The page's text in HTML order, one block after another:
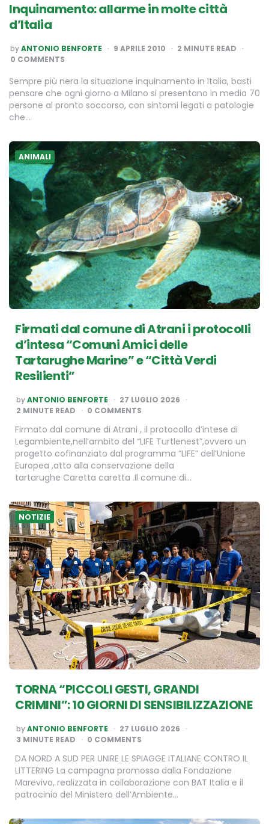
Inquinamento: allarme in molte città
d’Italia
POSTED
BY
byANTONIO BENFORTE 9 APRILE 2010 2 MINUTE READ
0 COMMENTS
Sempre più nera la situazione inquinamento in Italia, basti
pensare che ogni giorno a Milano si presentano in media 70
persone al pronto soccorso, con sintomi legati a patologie
che…
ANIMALI
Firmati dal comune di Atrani i protocolli
d’intesa “Comuni Amici delle
Tartarughe Marine” e “Città Verdi
Resilienti”
POSTED
BY
byANTONIO BENFORTE
27 LUGLIO 2026
2 MINUTE READ 0 COMMENTS
Firmato dal comune di Atrani , il protocollo d’intese di
Legambiente,nell’ambito del “LIFE Turtlenest”,ovvero un
progetto cofinanziato dal programma “LIFE” dell’Unione
Europea ,atto alla conservazione della
tartarughe Caretta caretta .Il comune di…
NOTIZIE
TORNA “PICCOLI GESTI, GRANDI
CRIMINI”: 10 GIORNI DI SENSIBILIZZAZIONE
POSTED
BY
byANTONIO BENFORTE
27 LUGLIO 2026
3 MINUTE READ 0 COMMENTS
DA NORD A SUD PER UNIRE LE SPIAGGE ITALIANE CONTRO IL
LITTERING La campagna promossa dalla Fondazione
Marevivo, realizzata in collaborazione con BAT Italia e il
patrocinio del Ministero dell’Ambiente…